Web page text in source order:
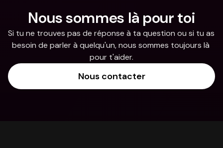
Nous sommes là pour toi
Si tu ne trouves pas de réponse à ta question ou si tu as
besoin de parler à quelqu'un, nous sommes toujours là
pour t'aider.
Nous contacter